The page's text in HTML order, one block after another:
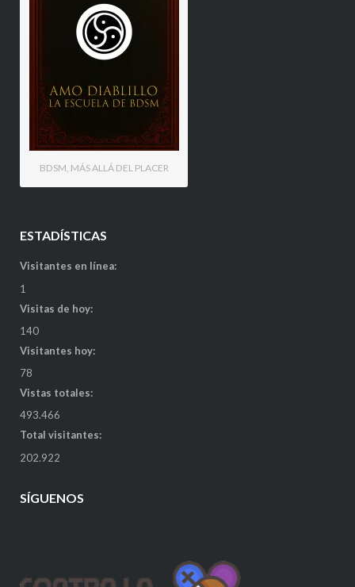
BDSM, MÁS ALLÁ DEL PLACER
ESTADÍSTICAS
Visitantes en línea:
1
Visitas de hoy:
140
Visitantes hoy:
78
Vistas totales:
493.466
Total visitantes:
202.922
SÍGUENOS